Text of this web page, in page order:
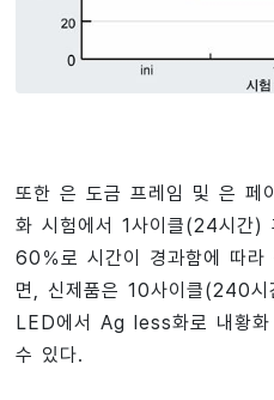
또한 은 도금 프레임 및 은 페
화 시험에서 1사이클(24시간)
60％로 시간이 경과함에 따라
면, 신제품은 10사이클(240
LED에서 Ag less화로 내황
수 있다.